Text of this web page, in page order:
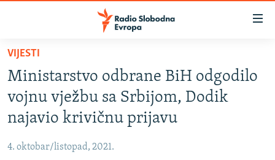
Pređite
glavni
sadržaj
Pređite
na
glavnu
BOSNA I HERCEGOVINA
SRBIJA
KOSOVO
CRNA GORA
VIJESTI
Ministarstvo odbrane BiH odgodilo
vojnu vježbu sa Srbijom, Dodik
najavio krivičnu prijavu
4. oktobar/listopad, 2021.